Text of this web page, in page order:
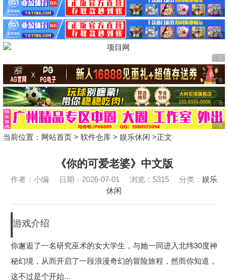
当前位置： 网站首页 > 软件仓库 > 娱乐休闲 >正文
《你的可爱老婆》中文版
作者：小编 日期：2026-07-01 浏览：5315 分类： 娱乐
休闲
游戏介绍
你邂逅了一名研究巫术的女大学生，与她一同进入北纬30度神
秘幻境，从而开启了一段浪漫奇幻的冒险旅程，然而你知道，
这不过是个开始...